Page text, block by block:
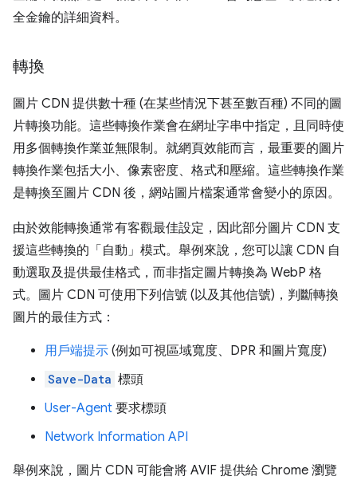
全金鑰的詳細資料。
轉換
圖片 CDN 提供數十種 (在某些情況下甚至數百種) 不同的圖
片轉換功能。這些轉換作業會在網址字串中指定，且同時使
用多個轉換作業並無限制。就網頁效能而言，最重要的圖片
轉換作業包括大小、像素密度、格式和壓縮。這些轉換作業
是轉換至圖片 CDN 後，網站圖片檔案通常會變小的原因。
由於效能轉換通常有客觀最佳設定，因此部分圖片 CDN 支
援這些轉換的「自動」模式。舉例來說，您可以讓 CDN 自
動選取及提供最佳格式，而非指定圖片轉換為 WebP 格
式。圖片 CDN 可使用下列信號 (以及其他信號)，判斷轉換
圖片的最佳方式：
用戶端提示 (例如可視區域寬度、DPR 和圖片寬度)
Save-Data 標頭
User-Agent 要求標頭
Network Information API
舉例來說，圖片 CDN 可能會將 AVIF 提供給 Chrome 瀏覽